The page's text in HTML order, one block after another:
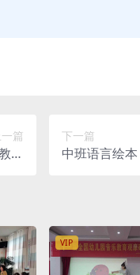
一篇
案
下一篇
中班语言绘
VIP